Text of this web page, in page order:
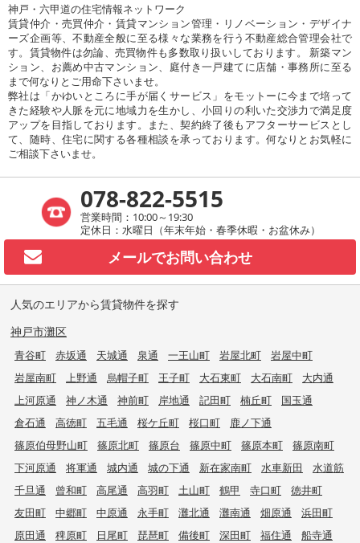
神戸・六甲道の住宅情報ネットワーク
賃貸仲介・売買仲介・賃貸マンション管理・リノベーション・デザイナ
ーズ企画等、不動産全般に至る様々な業務を行う不動産総合管理会社で
す。賃貸物件は勿論、売買物件も多数取り扱いしております。 新築マン
ション、お薦め中古マンション、庭付き一戸建てに店舗・事務所に至る
まで何なりとご用命下さいませ。
弊社は「かゆいところに手が届くサービス」をモットーに今まで培って
きた経験や人脈を元に地域力を生かし、小回りの利いた交渉力で満足度
アップを目指しております。また、契約終了後もアフターサービスとし
て、随時、住宅に関する各種相談を承っております。何なりとお気軽に
ご相談下さいませ。
078-822-5515
営業時間：10:00～19:30
定休日：水曜日（年末年始・春季休暇・お盆休み）
メールでお問い合わせ
人気のエリアから賃貸物件を探す
神戸市灘区
青谷町 赤坂通 天城通 泉通 一王山町 岩屋北町
岩屋中町
岩屋南町
上野通 烏帽子町 王子町 大石東町 大石南町
大内通
上河原通
神ノ木通 神前町 岸地通 記田町 楠丘町
国玉通
倉石通
高徳町 五毛通 桜ケ丘町 桜口町
鹿ノ下通
篠原伯母野山町
篠原北町 篠原台 篠原中町 篠原本町
篠原南町
下河原通
将軍通 城内通 城の下通 新在家南町 水車新田
水道筋
千旦通
曾和町 高尾通 高羽町 土山町 鶴甲 寺口町
徳井町
友田町
中郷町 中原通 永手町 灘北通 灘南通 畑原通
浜田町
原田通
稗原町 日尾町 琵琶町 備後町 深田町 福住通
船寺通